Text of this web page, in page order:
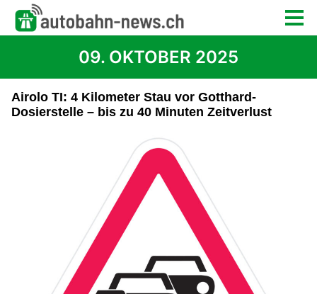
09. OKTOBER 2025
Airolo TI: 4 Kilometer Stau vor Gotthard-
Dosierstelle – bis zu 40 Minuten Zeitverlust